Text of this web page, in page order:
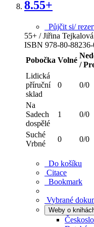
8.55+
Půjčit si/
55+ / Jiřina
ISBN 978-80-
Pobočka Volné
/
Lidická
příruční
sklad
0 0/0
Na
Sadech
dospělé
1 0/0
Suché
Vrbné
0 0/0
Do košíku
Citace
Bookmark
Vybrané
Weby o